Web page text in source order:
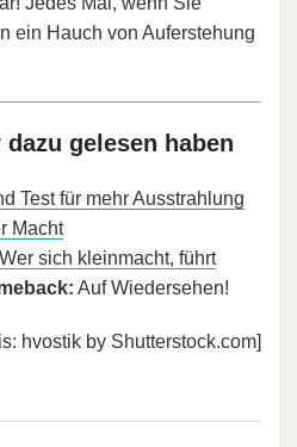
ein Hauch von Auferstehung
gelesen haben
Test für mehr Ausstrahlung
Macht
Wer sich kleinmacht, führt
Auf Wiedersehen!
hvostik by Shutterstock.com]